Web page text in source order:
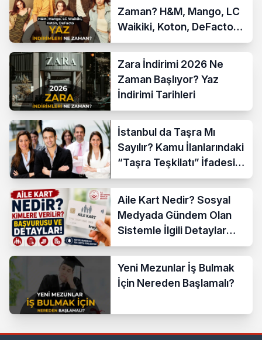
Zaman? H&M, Mango, LC
Waikiki, Koton, DeFacto
İndirim Tarihleri
Zara İndirimi 2026 Ne
Zaman Başlıyor? Yaz
İndirimi Tarihleri
İstanbul da Taşra Mı
Sayılır? Kamu İlanlarındaki
“Taşra Teşkilatı” İfadesi
Açıklandı
Aile Kart Nedir? Sosyal
Medyada Gündem Olan
Sistemle İlgili Detaylar
Araştırılıyor
Yeni Mezunlar İş Bulmak
İçin Nereden Başlamalı?